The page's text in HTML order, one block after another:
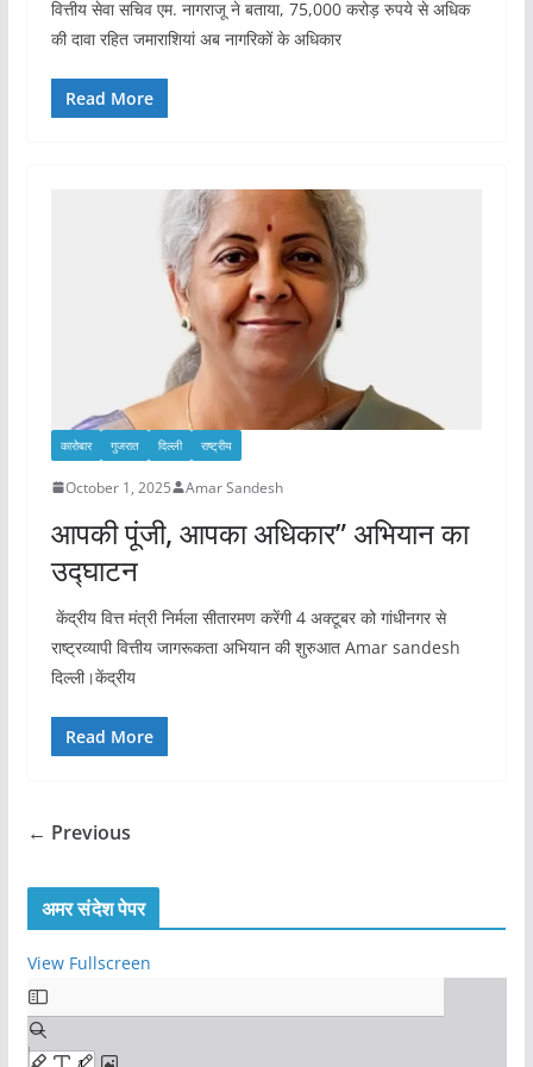
वित्तीय सेवा सचिव एम. नागराजू ने बताया, 75,000 करोड़ रुपये से अधिक
की दावा रहित जमाराशियां अब नागरिकों के अधिकार
Read More
कारोबार गुजरात दिल्ली राष्ट्रीय
October 1, 2025 Amar Sandesh
आपकी पूंजी, आपका अधिकार” अभियान का
उद्घाटन
केंद्रीय वित्त मंत्री निर्मला सीतारमण करेंगी 4 अक्टूबर को गांधीनगर से
राष्ट्रव्यापी वित्तीय जागरूकता अभियान की शुरुआत Amar sandesh
दिल्ली।केंद्रीय
Read More
← Previous
अमर संदेश पेपर
View Fullscreen
S
k
i